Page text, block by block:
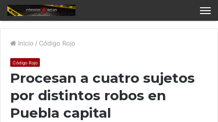
Inicio / Código Rojo
Código Rojo
Procesan a cuatro sujetos
por distintos robos en
Puebla capital